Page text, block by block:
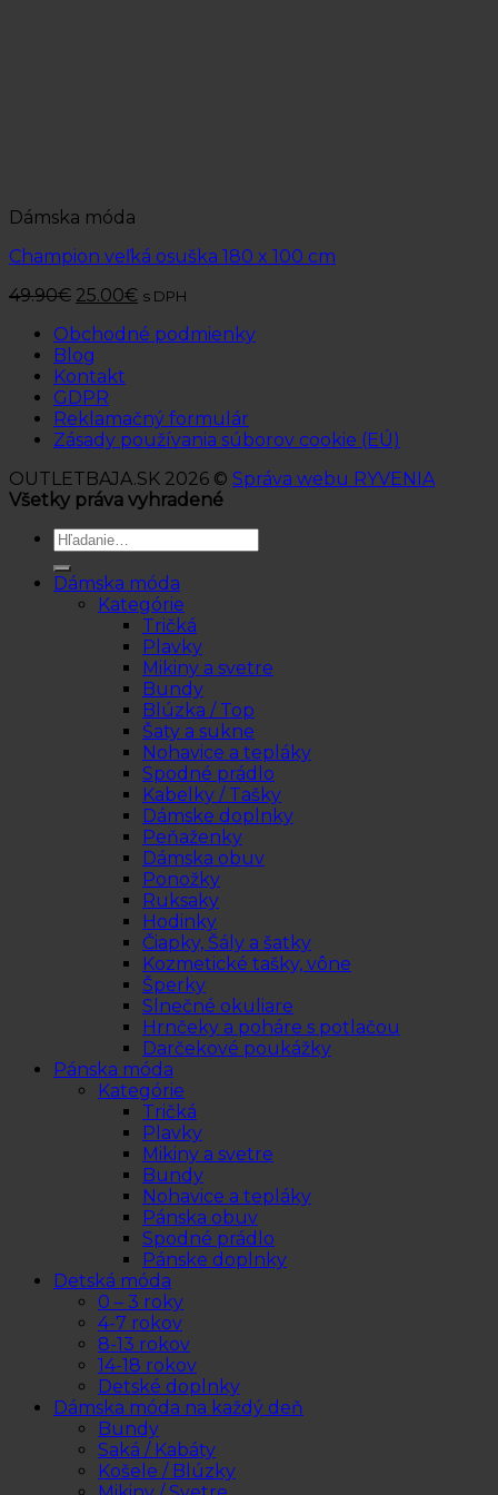
Dámska móda
Champion veľká osuška 180 x 100 cm
49.90€ 25.00€ s DPH
Obchodné podmienky
Blog
Kontakt
GDPR
Reklamačný formulár
Zásady používania súborov cookie (EÚ)
OUTLETBAJA.SK 2026 © Správa webu RYVENIA
Všetky práva vyhradené
Hľadať:
Dámska móda
Kategórie
Tričká
Plavky
Mikiny a svetre
Bundy
Blúzka / Top
Šaty a sukne
Nohavice a tepláky
Spodné prádlo
Kabelky / Tašky
Dámske doplnky
Peňaženky
Dámska obuv
Ponožky
Ruksaky
Hodinky
Čiapky, Šály a šatky
Kozmetické tašky, vône
Šperky
Slnečné okuliare
Hrnčeky a poháre s potlačou
Darčekové poukážky
Pánska móda
Kategórie
Tričká
Plavky
Mikiny a svetre
Bundy
Nohavice a tepláky
Pánska obuv
Spodné prádlo
Pánske doplnky
Detská móda
0 – 3 roky
4-7 rokov
8-13 rokov
14-18 rokov
Detské doplnky
Dámska móda na každý deň
Bundy
Saká / Kabáty
Košele / Blúzky